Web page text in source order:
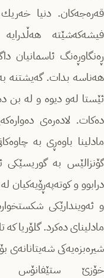
قەرەجەكان. دنیا
فیشەكەشێتە
ڕەنگاوڕەنگ ئاسمانیان
هەناسە بدات. گەیشتنە
ئێستا لەو دیوە و لە بن
دەكات. لادەرەی
مادلینا باوەڕی بە
گۆنزالێس بە
درابوو و
و ئەویندارێكی
مادلینای دەكرد. گلۆریا
شیرەبزەیەكی شەیتانانەی
خۆزێ